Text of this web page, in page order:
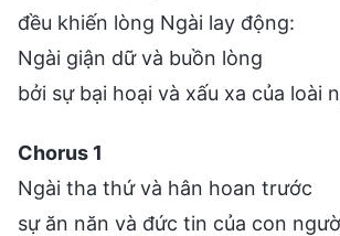
đều khiến lòng Ngài lay động:
Ngài giận dữ và buồn lòng
bởi sự bại hoại và xấu xa của loài
Chorus 1
Ngài tha thứ và hân hoan trước
sự ăn năn và đức tin của con